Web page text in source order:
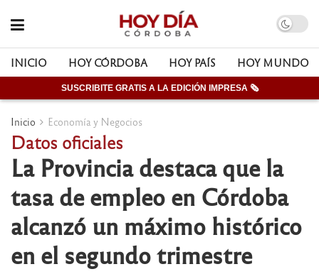
INICIO HOY CÓRDOBA HOY PAÍS HOY MUNDO
SUSCRIBITE GRATIS A LA EDICIÓN IMPRESA 🗞
Inicio Economía y Negocios
Datos oficiales
La Provincia destaca que la
tasa de empleo en Córdoba
alcanzó un máximo histórico
en el segundo trimestre